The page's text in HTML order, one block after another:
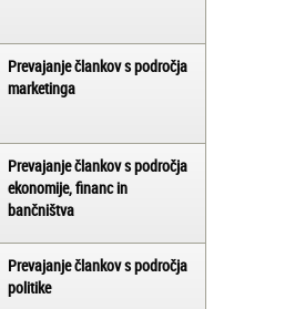
Prevajanje člankov s področja
marketinga
Prevajanje člankov s področja
ekonomije, financ in
bančništva
Prevajanje člankov s področja
politike